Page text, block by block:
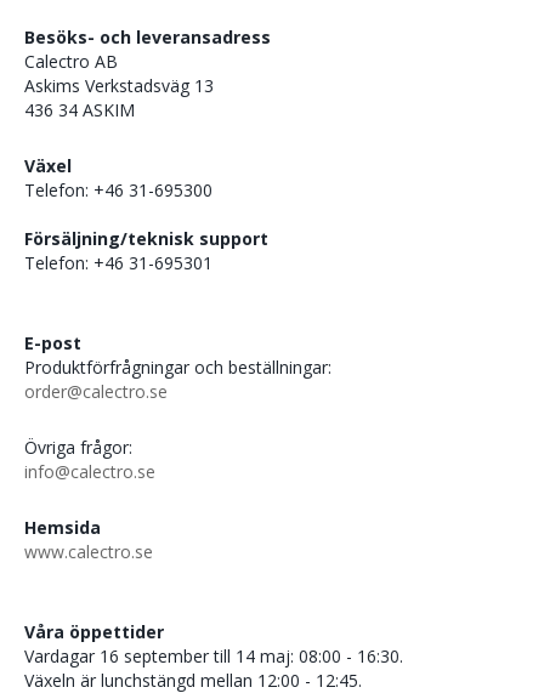
Besöks- och leveransadress
Calectro AB
Askims Verkstadsväg 13
436 34 ASKIM
Växel
Telefon: +46 31-695300
Försäljning/teknisk support
Telefon: +46 31-695301
E-post
Produktförfrågningar och beställningar:
order@calectro.se
Övriga frågor:
info@calectro.se
Hemsida
www.calectro.se
Våra öppettider
Vardagar 16 september till 14 maj: 08:00 - 16:30.
Växeln är lunchstängd mellan 12:00 - 12:45.